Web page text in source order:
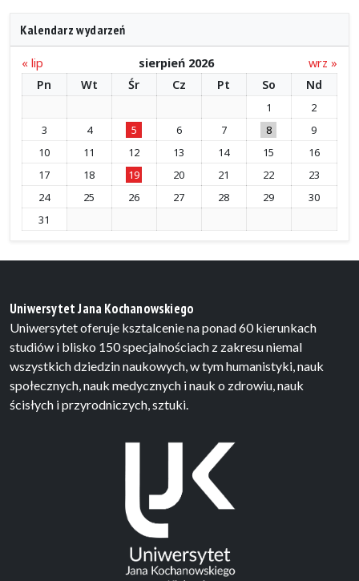
Kalendarz wydarzeń
« lip sierpień 2026
wrz »
Pn
Wt Śr Cz Pt So Nd
1
2
3
4 5 6 7 8
9
10
11 12 13 14 15
16
17
18 19 20 21 22
23
24
25 26 27 28 29
30
31
Uniwersytet Jana Kochanowskiego
Uniwersytet oferuje ksztalcenie na ponad 60 kierunkach
studiów i blisko 150 specjalnościach z zakresu niemal
wszystkich dziedzin naukowych, w tym humanistyki, nauk
społecznych, nauk medycznych i nauk o zdrowiu, nauk
ścisłych i przyrodniczych, sztuki.